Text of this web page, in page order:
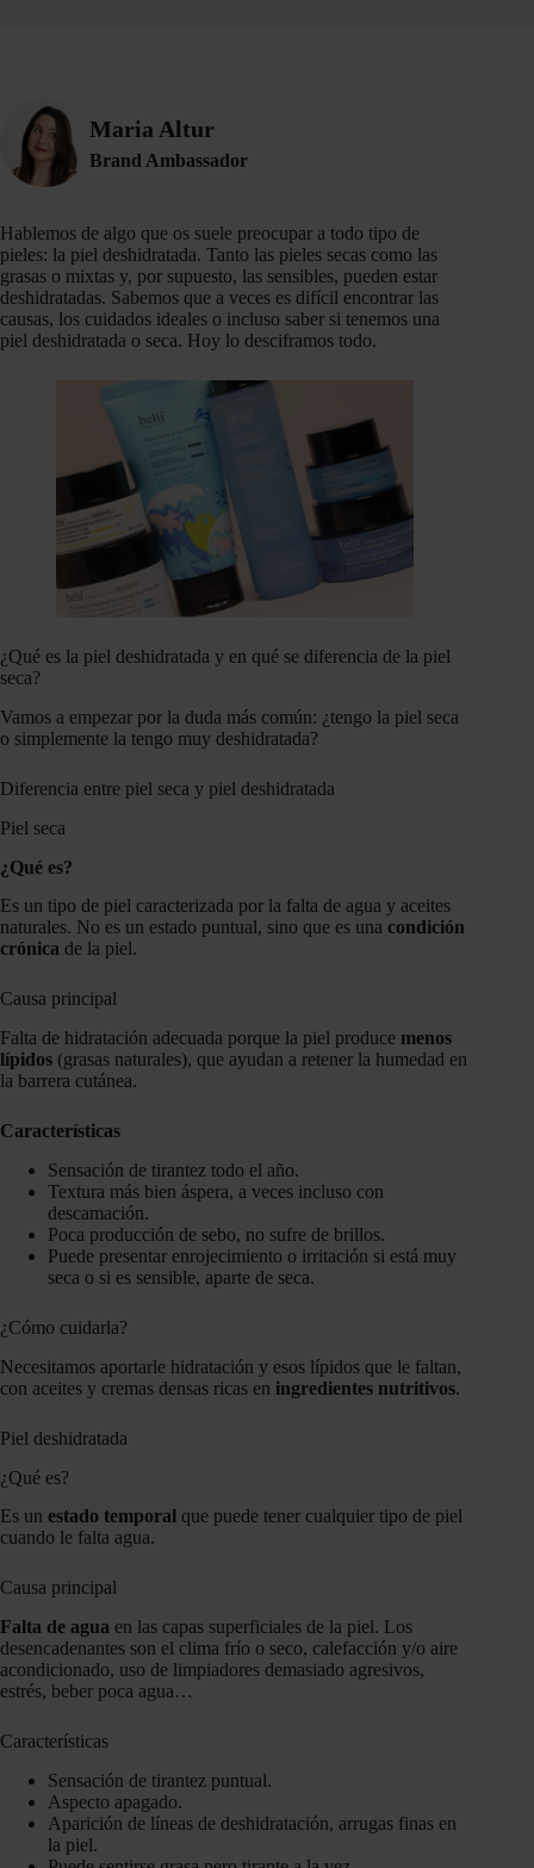
Maria Altur
Brand Ambassador
Hablemos de algo que os suele preocupar a todo tipo de
pieles: la piel deshidratada. Tanto las pieles secas como las
grasas o mixtas y, por supuesto, las sensibles, pueden estar
deshidratadas. Sabemos que a veces es difícil encontrar las
causas, los cuidados ideales o incluso saber si tenemos una
piel deshidratada o seca. Hoy lo desciframos todo.
¿Qué es la piel deshidratada y en qué se diferencia de la piel
seca?
Vamos a empezar por la duda más común: ¿tengo la piel seca
o simplemente la tengo muy deshidratada?
Diferencia entre piel seca y piel deshidratada
Piel seca
¿Qué es?
Es un tipo de piel caracterizada por la falta de agua y aceites
naturales. No es un estado puntual, sino que es una condición
crónica de la piel.
Causa principal
Falta de hidratación adecuada porque la piel produce menos
lípidos (grasas naturales), que ayudan a retener la humedad en
la barrera cutánea.
Características
Sensación de tirantez todo el año.
Textura más bien áspera, a veces incluso con
descamación.
Poca producción de sebo, no sufre de brillos.
Puede presentar enrojecimiento o irritación si está muy
seca o si es sensible, aparte de seca.
¿Cómo cuidarla?
Necesitamos aportarle hidratación y esos lípidos que le faltan,
con aceites y cremas densas ricas en ingredientes nutritivos.
Piel deshidratada
¿Qué es?
Es un estado temporal que puede tener cualquier tipo de piel
cuando le falta agua.
Causa principal
Falta de agua en las capas superficiales de la piel. Los
desencadenantes son el clima frío o seco, calefacción y/o aire
acondicionado, uso de limpiadores demasiado agresivos,
estrés, beber poca agua…
Características
Sensación de tirantez puntual.
Aspecto apagado.
Aparición de líneas de deshidratación, arrugas finas en
la piel.